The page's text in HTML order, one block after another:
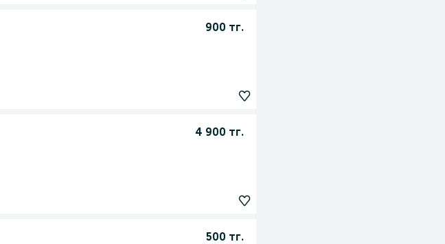
900 тг.
4 900 тг.
500 тг.